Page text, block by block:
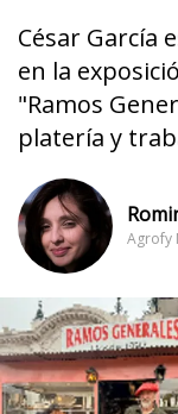
César García
en la
"Ramos
platería y
Agrofy